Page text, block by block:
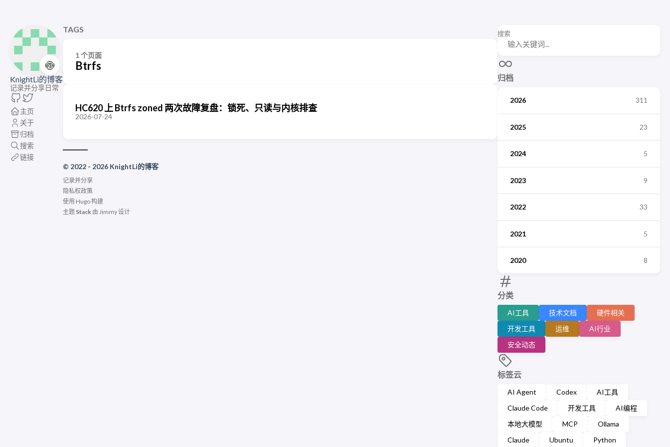
🍥
KnightLi的博客
记录并分享日常
主页
关于
归档
搜索
链接
搜索
归档
2026 311
2025 23
2024 5
2023 9
2022 33
2021 5
2020 8
分类
AI工具 技术文档
硬件相关
开发工具
运维
AI行业
安全动态
标签云
AI Agent Codex
AI工具
Claude Code
开发工具
AI编程
本地大模型
MCP
Ollama
Claude
Ubuntu Python
TAGS
1 个页面
Btrfs
HC620 上 Btrfs zoned 两次故障复盘：锁死、只读与内核排查
2026-07-24
© 2022 - 2026 KnightLi的博客
记录并分享
隐私权政策
使用 Hugo构建
主题 Stack 由 Jimmy设计